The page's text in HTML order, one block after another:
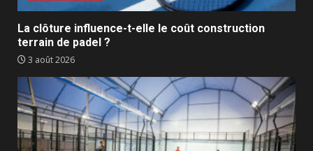
La clôture influence-t-elle le coût construction
terrain de padel ?
3 août 2026